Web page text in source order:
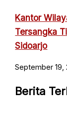
Kantor
Tersangka
Sidoarjo
September 19,
Berita